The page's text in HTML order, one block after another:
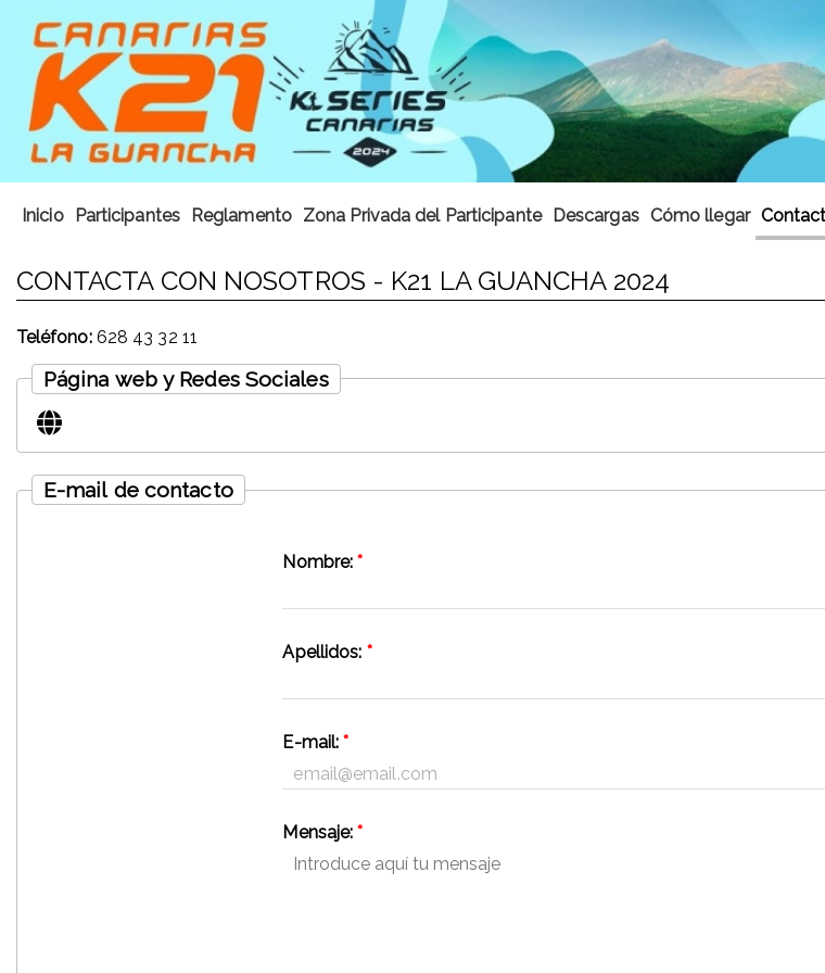
Inicio Participantes Reglamento Zona Privada del Participante Descargas Cómo llegar
CONTACTA CON NOSOTROS - K21 LA GUANCHA 2024
Teléfono:628 43 32 11
Página web y Redes Sociales
E-mail de contacto
Nombre:*
Apellidos: *
E-mail:*
Mensaje:*